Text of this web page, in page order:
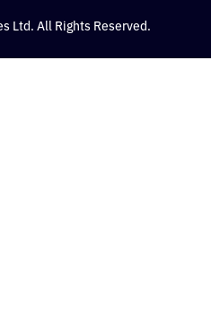
Ltd. All Rights Reserved.